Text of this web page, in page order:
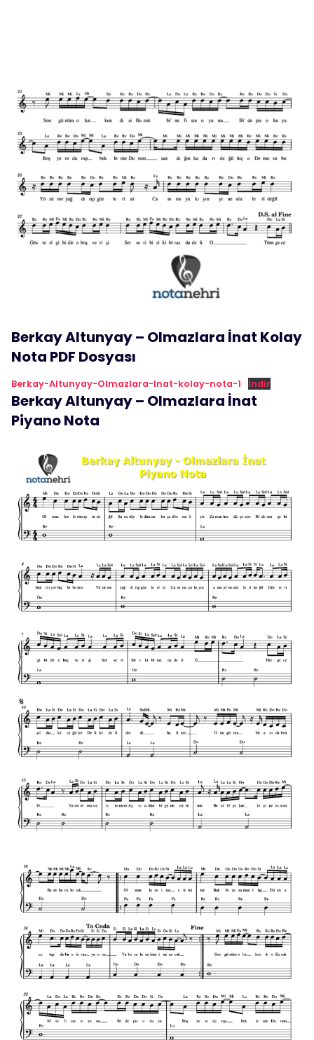
Berkay Altunyay – Olmazlara İnat Kolay
Nota PDF Dosyası
Berkay-Altunyay-Olmazlara-Inat-kolay-nota-1 İndir
Berkay Altunyay – Olmazlara İnat
Piyano Nota